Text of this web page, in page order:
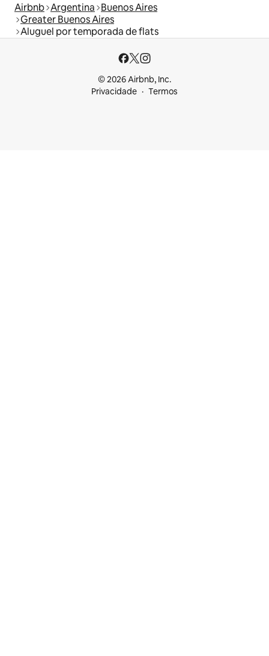
Airbnb Argentina Buenos Aires
Greater Buenos Aires
Aluguel por temporada de flats
© 2026 Airbnb, Inc.
Privacidade
Termos